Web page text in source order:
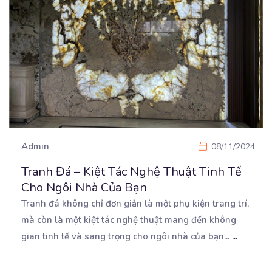
Admin 08/11/2024
Tranh Đá – Kiệt Tác Nghệ Thuật Tinh Tế
Cho Ngôi Nhà Của Bạn
Tranh đá không chỉ đơn giản là một phụ kiện trang trí,
mà còn là một kiệt tác nghệ thuật mang đến không
gian tinh tế và sang trọng cho ngôi nhà của bạn... ...